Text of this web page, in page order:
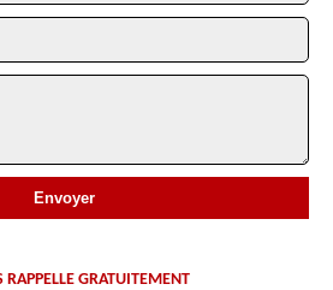
RAPPELLE GRATUITEMENT